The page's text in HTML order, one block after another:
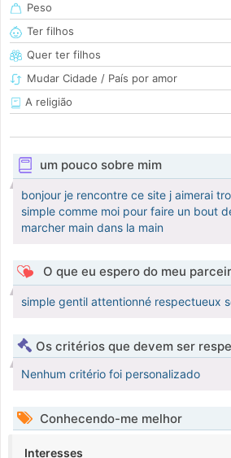
Peso
Ter filhos
Quer ter filhos
Mudar Cidade / País por amor
A religião
um pouco sobre mim
bonjour je rencontre ce site j aimerai
simple comme moi pour faire un bout
marcher main dans la main
O que eu espero do meu
simple gentil attentionné respectueux
Os critérios que devem ser
Nenhum critério foi personalizado
Conhecendo-me melhor
Interesses